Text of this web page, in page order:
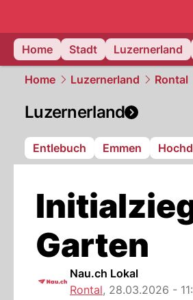
Home
Stadt Luzernerland
Home Luzernerland Rontal
Luzernerland
Entlebuch Emmen
Garten
Nau.ch Lokal
Rontal, 28.03.2026 -